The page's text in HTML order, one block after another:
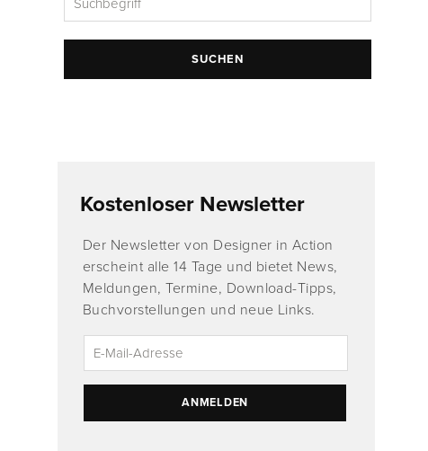
SUCHEN
Kostenloser Newsletter
Der Newsletter von Designer in Action
erscheint alle 14 Tage und bietet News,
Meldungen, Termine, Download-Tipps,
Buchvorstellungen und neue Links.